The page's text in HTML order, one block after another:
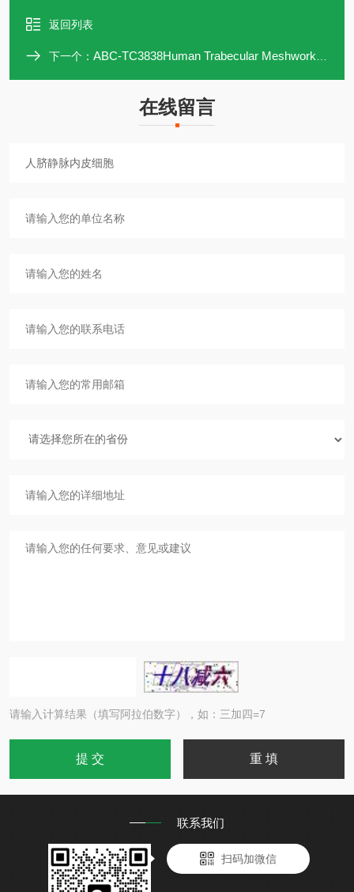
返回列表
下一个： ABC-TC3838Human Trabecular Meshwork Cells
在线留言
请输入计算结果（填写阿拉伯数字），如：三加四=7
联系我们
扫码加微信